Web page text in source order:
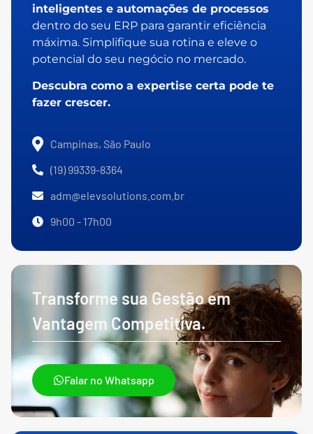
inteligentes e automações de processos
dentro do seu ERP para garantir eficiência
máxima. Simplifique sua rotina e eleve o
potencial do seu negócio no mercado.
Descubra como a expertise certa pode te
fazer crescer.
Campinas, São Paulo
(19) 99339-8364
adm@elevsolutions.com.br
9h00 - 17h00
Transforme sua Gestão em
Vantagem Competitiva.
Falar no Whatsapp